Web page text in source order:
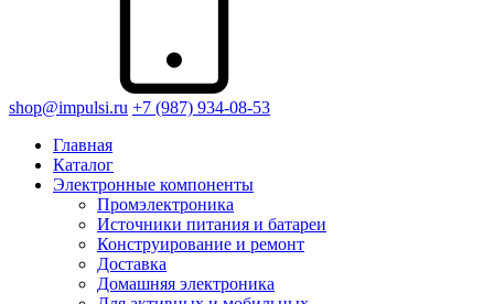
shop@impulsi.ru +7 (987) 934-08-53
Главная
Каталог
Электронные компоненты
Промэлектроника
Источники питания и батареи
Конструирование и ремонт
Доставка
Домашняя электроника